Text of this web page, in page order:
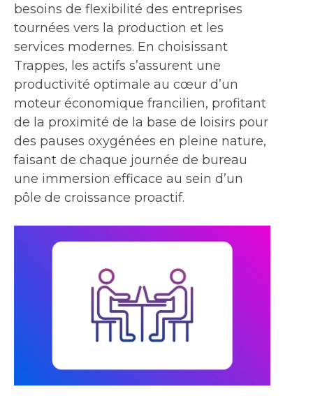
besoins de flexibilité des entreprises
tournées vers la production et les
services modernes. En choisissant
Trappes, les actifs s’assurent une
productivité optimale au cœur d’un
moteur économique francilien, profitant
de la proximité de la base de loisirs pour
des pauses oxygénées en pleine nature,
faisant de chaque journée de bureau
une immersion efficace au sein d’un
pôle de croissance proactif.